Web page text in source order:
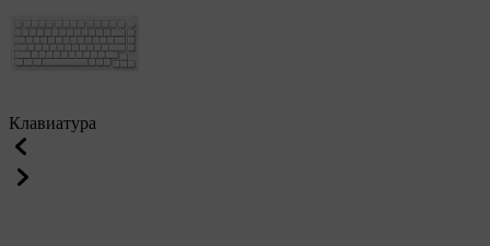
Клавиатура